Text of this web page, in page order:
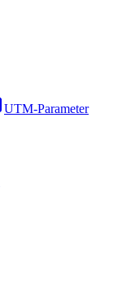
UTM-Parameter